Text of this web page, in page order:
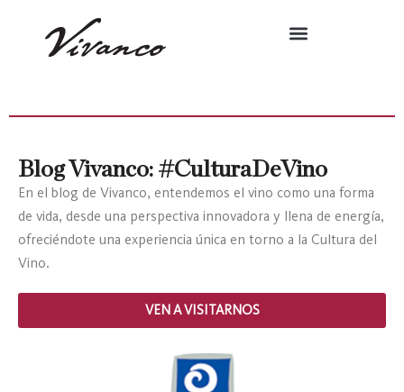
Blog Vivanco: #CulturaDeVino
En el blog de Vivanco, entendemos el vino como una forma
de vida, desde una perspectiva innovadora y llena de energía,
ofreciéndote una experiencia única en torno a la Cultura del
Vino.
VEN A VISITARNOS